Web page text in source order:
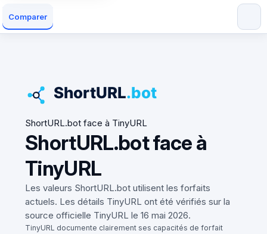
Comparer
ShortURL.bot face à TinyURL
ShortURL.bot face à
TinyURL
Les valeurs ShortURL.bot utilisent les forfaits
actuels. Les détails TinyURL ont été vérifiés sur la
source officielle TinyURL le 16 mai 2026.
TinyURL documente clairement ses capacités de forfait